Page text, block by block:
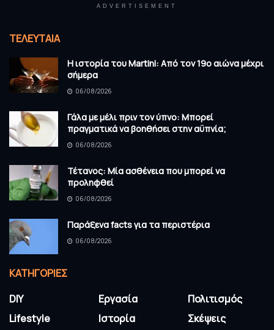
ADVERTISEMENT
ΤΕΛΕΥΤΑΊΑ
Η ιστορία του Martini: Από τον 19ο αιώνα μέχρι
σήμερα
06/08/2026
Γάλα με μέλι πριν τον ύπνο: Μπορεί
πραγματικά να βοηθήσει στην αϋπνία;
06/08/2026
Τέτανος: Μία ασθένεια που μπορεί να
προληφθεί
06/08/2026
Παράξενα facts για τα περιστέρια
06/08/2026
KΑΤΗΓΟΡΊΕΣ
DIY
Lifestyle
Εργασία
Ιστορία
Πολιτισμός
Σκέψεις